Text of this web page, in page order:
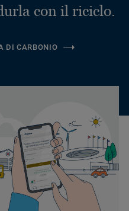
con il riciclo.
DI CARBONIO